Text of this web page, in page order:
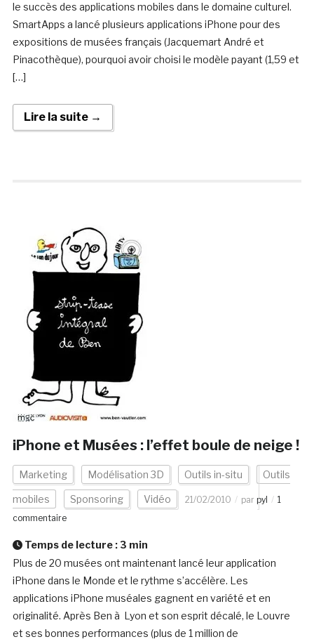
le succès des applications mobiles dans le domaine culturel.
SmartApps a lancé plusieurs applications iPhone pour des
expositions de musées français (Jacquemart André et
Pinacothèque), pourquoi avoir choisi le modèle payant (1,59 et
[…]
Lire la suite →
iPhone et Musées : l’effet boule de neige !
Marketing Modélisation 3D Outils in-situ Outils
mobiles Sponsoring Vidéo 21/02/2010 par pyl
1
commentaire
Temps de lecture : 3 min
Plus de 20 musées ont maintenant lancé leur application
iPhone dans le Monde et le rythme s’accélère. Les
applications iPhone muséales gagnent en variété et en
originalité. Après Ben à Lyon et son esprit décalé, le Louvre
et ses bonnes performances (plus de 1 million de